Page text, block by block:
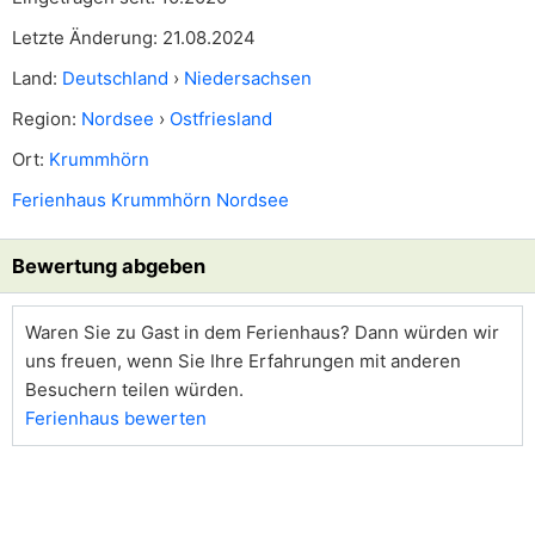
Letzte Änderung: 21.08.2024
Land: Deutschland › Niedersachsen
Region: Nordsee › Ostfriesland
Ort: Krummhörn
Ferienhaus Krummhörn Nordsee
Bewertung abgeben
Waren Sie zu Gast in dem Ferienhaus? Dann würden wir
uns freuen, wenn Sie Ihre Erfahrungen mit anderen
Besuchern teilen würden.
Ferienhaus bewerten